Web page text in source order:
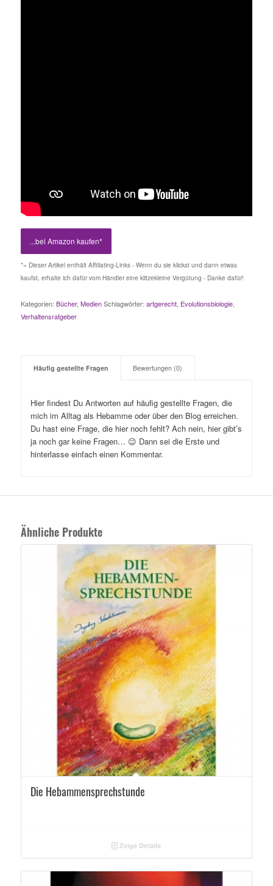
...bei Amazon kaufen*
*= Dieser Artikel enthält Affiliating-Links - Wenn du sie klickst und dann etwas
kaufst, erhalte ich dafür vom Händler eine klitzekleine Vergütung - Danke dafür!
Kategorien: Bücher, Medien Schlagwörter: artgerecht, Evolutionsbiologie,
Verhaltensratgeber
Häufig gestellte Fragen Bewertungen (0)
Hier findest Du Antworten auf häufig gestellte Fragen, die
mich im Alltag als Hebamme oder über den Blog erreichen.
Du hast eine Frage, die hier noch fehlt? Ach nein, hier gibt’s
ja noch gar keine Fragen… 😉 Dann sei die Erste und
hinterlasse einfach einen Kommentar.
Ähnliche Produkte
5.00
Die Hebammensprechstunde
Zeige Details